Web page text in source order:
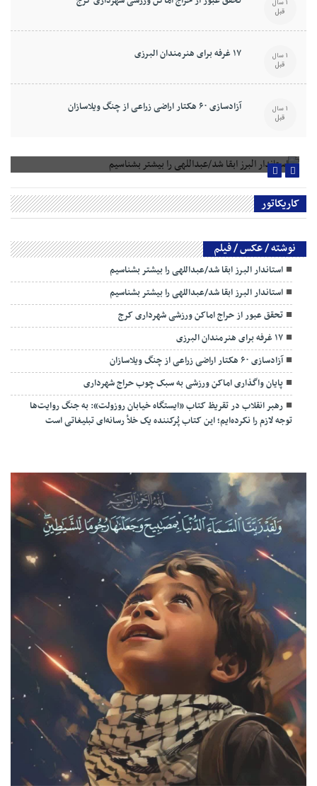
1 سال
قبل
۱۷ غرفه برای هنرمندان البرزی 1 سال
قبل
آزادسازی ۶۰ هکتار اراضی زراعی از چنگ ویلاسازان 1 سال
قبل
کاریکاتور
نوشته / عکس / فیلم
استاندار البرز ابقا شد/عبداللهی را بیشتر بشناسیم
استاندار البرز ابقا شد/عبداللهی را بیشتر بشناسیم
تحقق عبور از حراج اماکن ورزشی شهرداری کرج
۱۷ غرفه برای هنرمندان البرزی
آزادسازی ۶۰ هکتار اراضی زراعی از چنگ ویلاسازان
پایان واگذاری اماکن ورزشی به سبک چوب حراج شهرداری
رهبر انقلاب در تقریظ کتاب «ایستگاه خیابان روزولت»: به جنگ روایت‌ها
توجه لازم را نکرده‌ایم؛ این کتاب پُرکننده‌ یک خلأ رسانه‌ای تبلیغاتی است